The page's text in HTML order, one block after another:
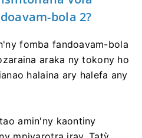
bola 2?
fomba fandoavam-bola
araka ny tokony ho
halaina ary halefa any
amin'ny kaontiny